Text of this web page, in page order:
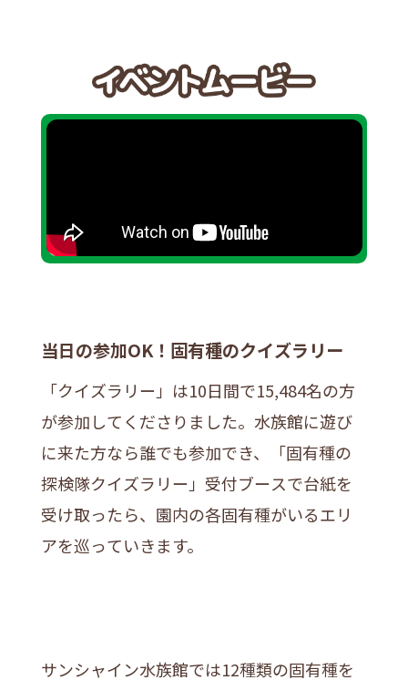
当日の参加OK！固有種のクイズラリー
「クイズラリー」は10日間で15,484名の方
が参加してくださりました。水族館に遊び
に来た方なら誰でも参加でき、「固有種の
探検隊クイズラリー」受付ブースで台紙を
受け取ったら、園内の各固有種がいるエリ
アを巡っていきます。
サンシャイン水族館では12種類の固有種を